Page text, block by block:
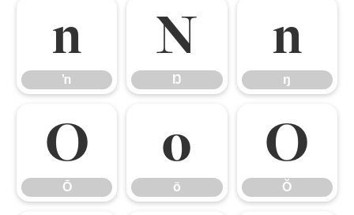
ŉ
ŉ
Ŋ
Ŋ
ŋ
ŋ
Ō
Ō
ō
ō
Ŏ
Ŏ